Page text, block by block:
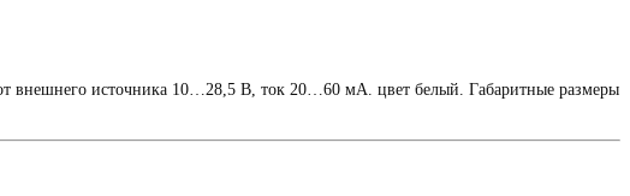
внешнего источника 10…28,5 В, ток 20…60 мА. цвет белый. Габаритные размеры